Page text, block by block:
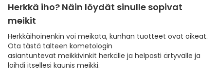
Herkkä iho? Näin löydät sinulle sopivat
meikit
Herkkäihoinenkin voi meikata, kunhan tuotteet ovat oikeat.
Ota tästä talteen kometologin
asiantuntevat meikkivinkit herkälle ja helposti ärtyvälle ja
loihdi itsellesi kaunis meikki.